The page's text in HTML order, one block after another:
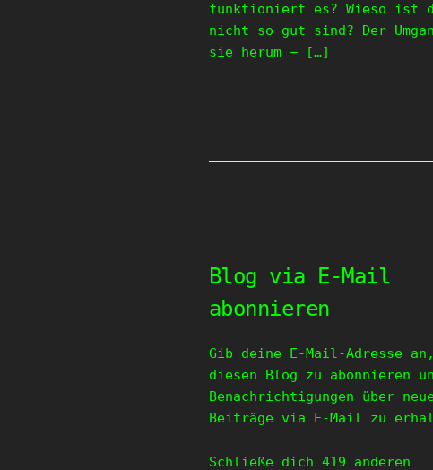
funktioniert es? Wieso ist
nicht so gut sind? Der
sie herum – […]
Blog via E-Mail
abonnieren
Gib deine E-Mail-Adresse
diesen Blog zu abonnieren
Benachrichtigungen über
Beiträge via E-Mail zu
Schließe dich 419 anderen